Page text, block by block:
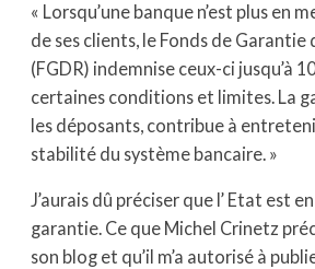
« Lorsqu’une banque n’est plus en
de ses clients, le Fonds de
(FGDR) indemnise ceux-ci jusqu’à
certaines conditions et limites. La
les déposants, contribue à
stabilité du système bancaire. »
J’aurais dû préciser que l’ Etat est
garantie. Ce que Michel Crinetz
son blog et qu’il m’a autorisé à